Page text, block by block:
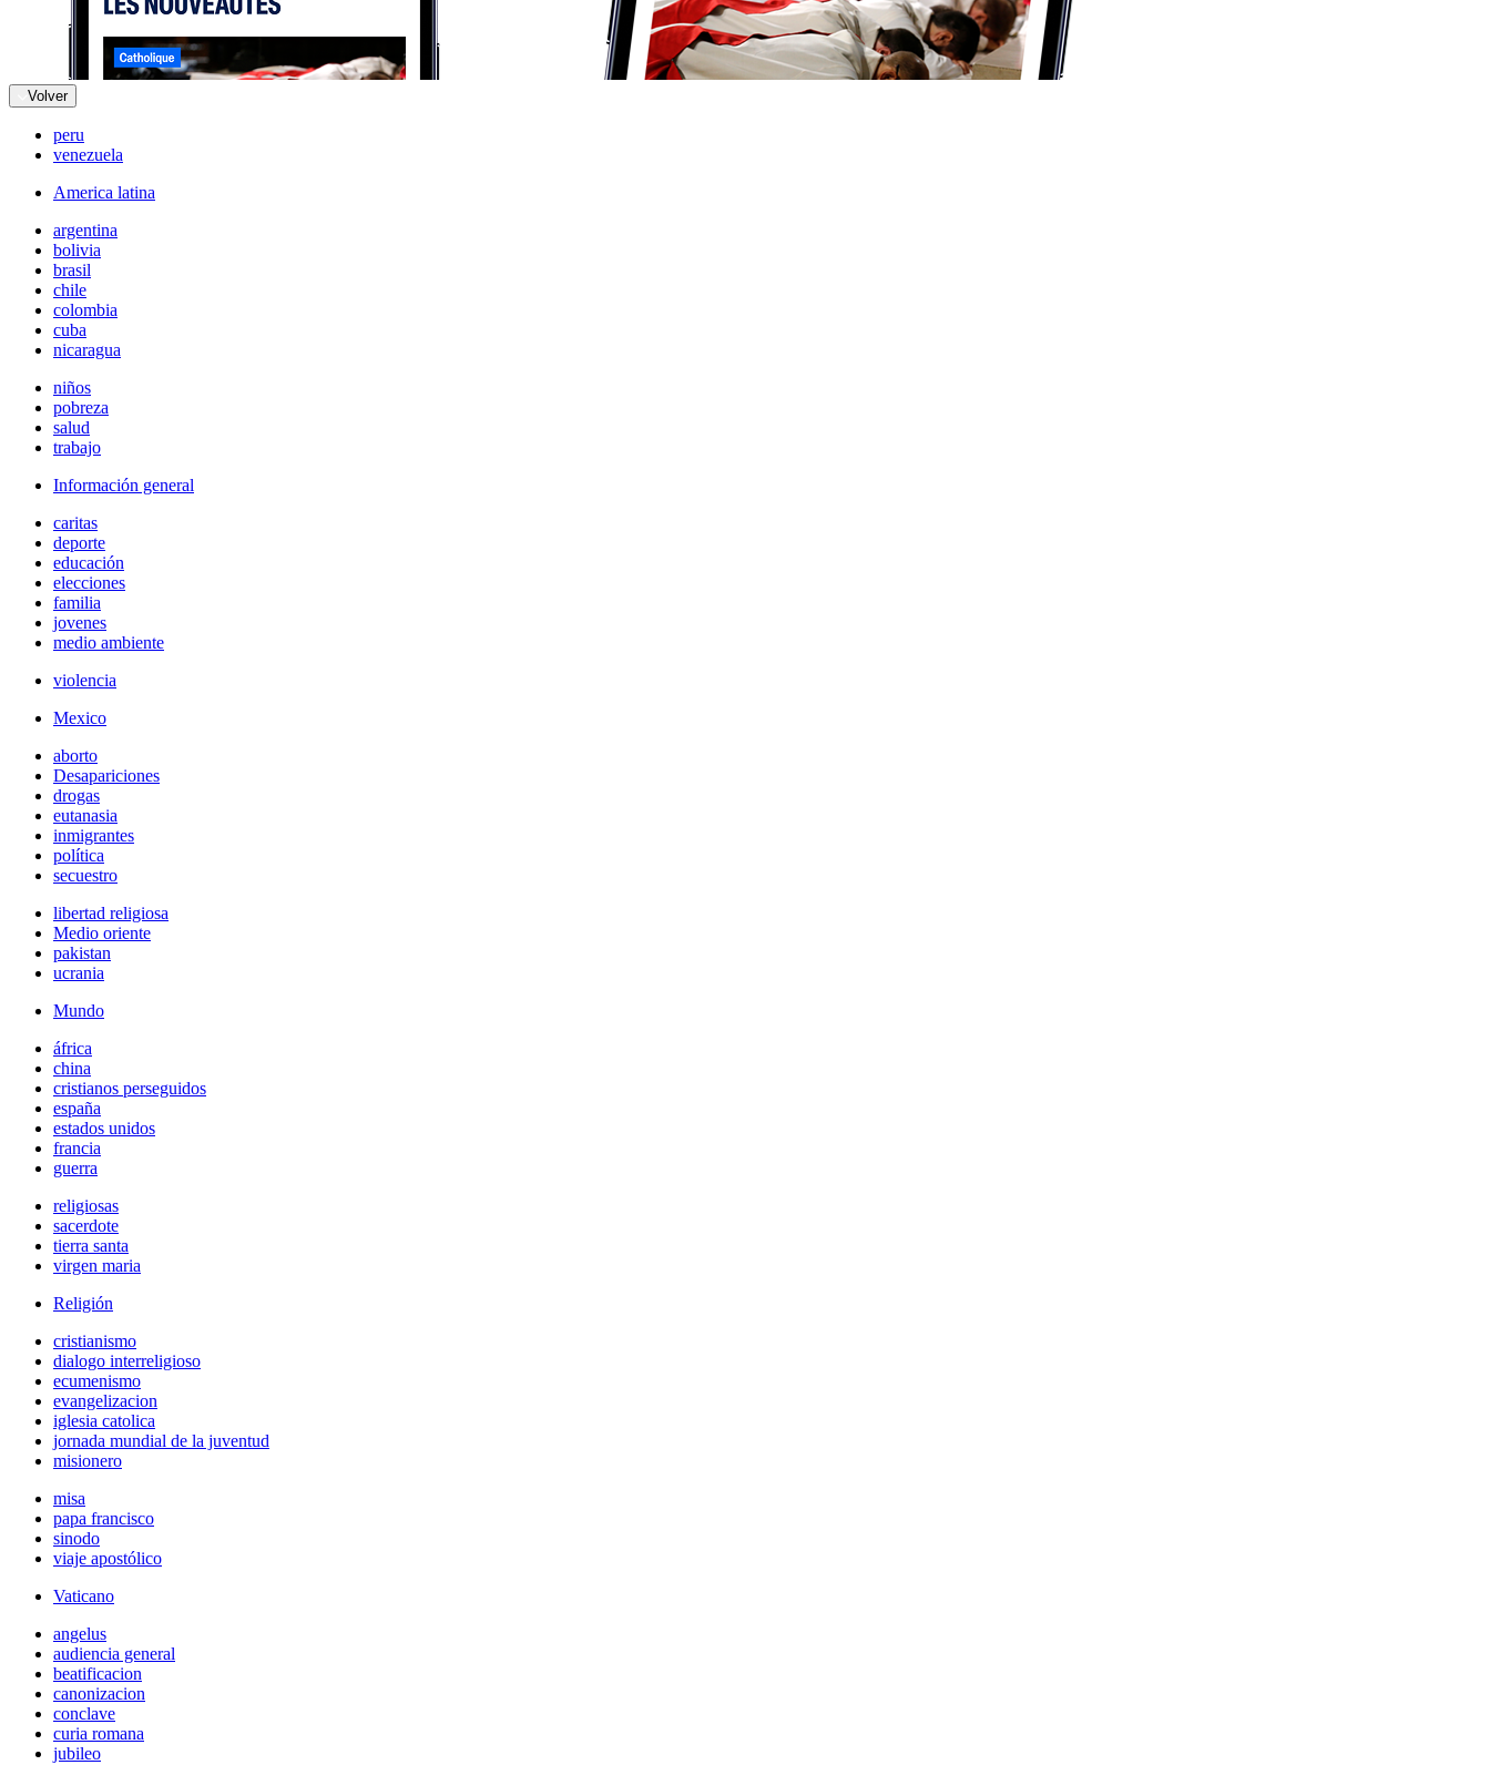
Volver
peru
venezuela
America latina
argentina
bolivia
brasil
chile
colombia
cuba
nicaragua
niños
pobreza
salud
trabajo
Información general
caritas
deporte
educación
elecciones
familia
jovenes
medio ambiente
violencia
Mexico
aborto
Desapariciones
drogas
eutanasia
inmigrantes
política
secuestro
libertad religiosa
Medio oriente
pakistan
ucrania
Mundo
áfrica
china
cristianos perseguidos
españa
estados unidos
francia
guerra
religiosas
sacerdote
tierra santa
virgen maria
Religión
cristianismo
dialogo interreligioso
ecumenismo
evangelizacion
iglesia catolica
jornada mundial de la juventud
misionero
misa
papa francisco
sinodo
viaje apostólico
Vaticano
angelus
audiencia general
beatificacion
canonizacion
conclave
curia romana
jubileo